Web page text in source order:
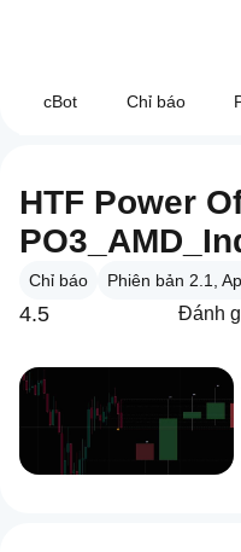
cBot Chỉ báo
HTF Power
Chỉ báo Phiên bản 2.1,
4.5 Đánh